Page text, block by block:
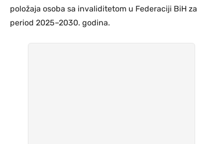
položaja osoba sa invaliditetom u Federaciji BiH za
period 2025–2030. godina.